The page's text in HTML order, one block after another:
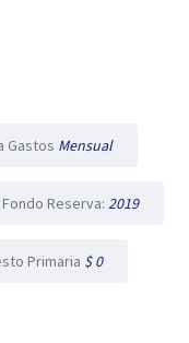
Gastos Mensual
Reserva: 2019
Primaria $ 0